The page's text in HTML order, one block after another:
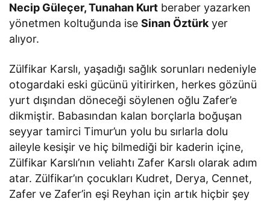
Necip Güleçer, Tunahan Kurt beraber yazarken
yönetmen koltuğunda iseSinan Öztürk yer
alıyor.
Zülfikar Karslı, yaşadığı sağlık sorunları nedeniyle
otogardaki eski gücünü yitirirken, herkes gözünü
yurt dışından döneceği söylenen oğlu Zafer’e
dikmiştir. Babasından kalan borçlarla boğuşan
seyyar tamirci Timur’un yolu bu sırlarla dolu
aileyle kesişir ve hiç bilmediği bir kaderin içine,
Zülfikar Karslı’nın veliahtı Zafer Karslı olarak adım
atar. Zülfikar’ın çocukları Kudret, Derya, Cennet,
Zafer ve Zafer’in eşi Reyhan için artık hiçbir şey